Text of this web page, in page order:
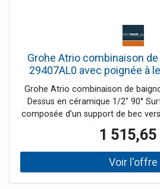
Grohe Atrio combinaison
29407AL0 avec poignée à
brossé
Grohe Atrio combinaison de
Dessus en céramique 1/2" 90°
composée d'un support de bec
de bain avec mousseur
Douchette à main Rainshower
Flexible de douche 2000 mm
flexibles Raccordement pour
1 515,65